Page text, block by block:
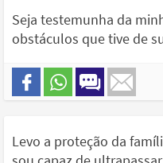
Seja testemunha da
obstáculos que tive de
Levo a proteção da